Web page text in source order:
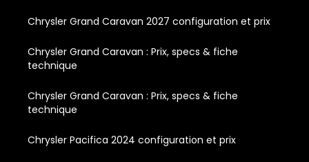
Chrysler Grand Caravan 2027 configuration et prix
Chrysler Grand Caravan : Prix, specs & fiche
technique
Chrysler Grand Caravan : Prix, specs & fiche
technique
Chrysler Pacifica 2024 configuration et prix